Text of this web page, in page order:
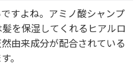
すよね。アミノ酸シャンプ
を保湿してくれるヒアルロ
由来成分が配合されている
。